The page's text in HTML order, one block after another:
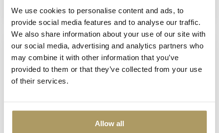
We use cookies to personalise content and ads, to
provide social media features and to analyse our traffic.
We also share information about your use of our site with
our social media, advertising and analytics partners who
may combine it with other information that you’ve
provided to them or that they’ve collected from your use
of their services.
Allow all
€10,00
€10,00
En rupture de stock